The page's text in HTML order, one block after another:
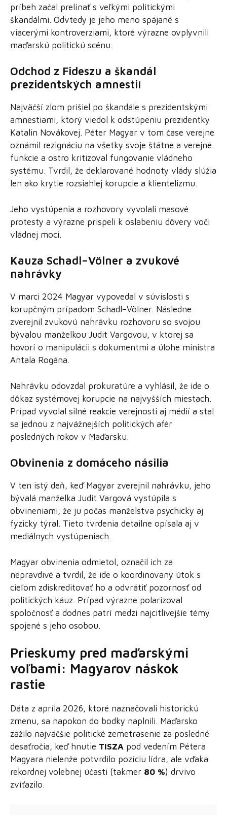
príbeh začal prelínať s veľkými politickými
škandálmi. Odvtedy je jeho meno spájané s
viacerými kontroverziami, ktoré výrazne ovplyvnili
maďarskú politickú scénu.
Odchod z Fideszu a škandál
prezidentských amnestií
Najväčší zlom prišiel po škandále s prezidentskými
amnestiami, ktorý viedol k odstúpeniu prezidentky
Katalin Novákovej. Péter Magyar v tom čase verejne
oznámil rezignáciu na všetky svoje štátne a verejné
funkcie a ostro kritizoval fungovanie vládneho
systému. Tvrdil, že deklarované hodnoty vlády slúžia
len ako krytie rozsiahlej korupcie a klientelizmu.
Jeho vystúpenia a rozhovory vyvolali masové
protesty a výrazne prispeli k oslabeniu dôvery voči
vládnej moci.
Kauza Schadl–Völner a zvukové
nahrávky
V marci 2024 Magyar vypovedal v súvislosti s
korupčným prípadom Schadl–Völner. Následne
zverejnil zvukovú nahrávku rozhovoru so svojou
bývalou manželkou Judit Vargovou, v ktorej sa
hovorí o manipulácii s dokumentmi a úlohe ministra
Antala Rogána.
Nahrávku odovzdal prokuratúre a vyhlásil, že ide o
dôkaz systémovej korupcie na najvyšších miestach.
Prípad vyvolal silné reakcie verejnosti aj médií a stal
sa jednou z najvážnejších politických afér
posledných rokov v Maďarsku.
Obvinenia z domáceho násilia
V ten istý deň, keď Magyar zverejnil nahrávku, jeho
bývalá manželka Judit Vargová vystúpila s
obvineniami, že ju počas manželstva psychicky aj
fyzicky týral. Tieto tvrdenia detailne opísala aj v
mediálnych vystúpeniach.
Magyar obvinenia odmietol, označil ich za
nepravdivé a tvrdil, že ide o koordinovaný útok s
cieľom zdiskreditovať ho a odvrátiť pozornosť od
politických káuz. Prípad výrazne polarizoval
spoločnosť a dodnes patrí medzi najcitlivejšie témy
spojené s jeho osobou.
Prieskumy pred maďarskými
voľbami: Magyarov náskok
rastie
Dáta z apríla 2026, ktoré naznačovali historickú
zmenu, sa napokon do bodky naplnili. Maďarsko
zažilo najväčšie politické zemetrasenie za posledné
desaťročia, keď hnutie TISZA pod vedením Pétera
Magyara nielenže potvrdilo pozíciu lídra, ale vďaka
rekordnej volebnej účasti (takmer 80 %) drvivo
zvíťazilo.